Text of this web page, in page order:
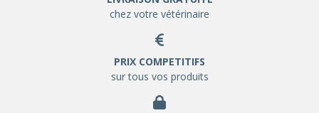
chez votre vétérinaire
PRIX COMPETITIFS
sur tous vos produits